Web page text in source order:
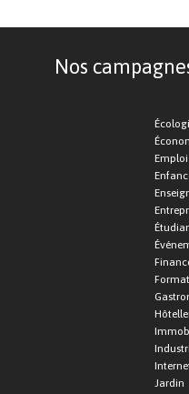
Nos
Emploi
Jardin